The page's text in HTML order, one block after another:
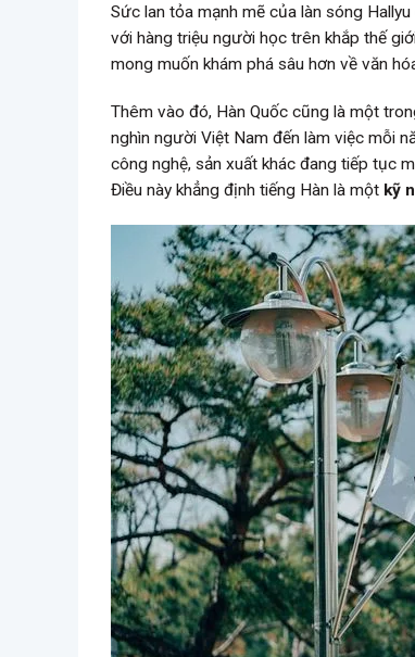
Sức lan tỏa mạnh mẽ của làn sóng
với hàng triệu người học trên khắp thế
mong muốn khám phá sâu hơn về văn
Thêm vào đó, Hàn Quốc cũng là một
nghìn người Việt Nam đến làm việc mỗi
công nghệ, sản xuất khác đang tiếp tục
Điều này khẳng định tiếng Hàn là một kỹ